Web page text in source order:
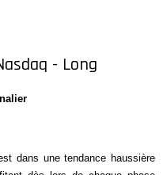
- Long
dans une tendance haussière